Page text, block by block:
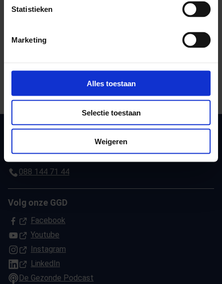
Statistieken
Marketing
Alles toestaan
Selectie toestaan
Weigeren
Deel deze pagina
Print deze pagina
info@ggdgelderlandzuid.nl
088 144 71 44
Volg onze GGD
Facebook
(Opent in een nieuw tabblad)
Youtube
(Opent in een nieuw tabblad)
Instagram
(Opent in een nieuw tabblad)
LinkedIn
(Opent in een nieuw tabblad)
De Gezonde Podcast